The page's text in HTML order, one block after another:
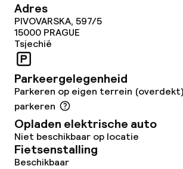
Adres
PIVOVARSKA, 597/5
15000 PRAGUE
Tsjechië
Parkeergelegenheid
Parkeren op eigen terrein
parkeren
Opladen elektrische auto
Niet beschikbaar op locatie
Fietsenstalling
Beschikbaar